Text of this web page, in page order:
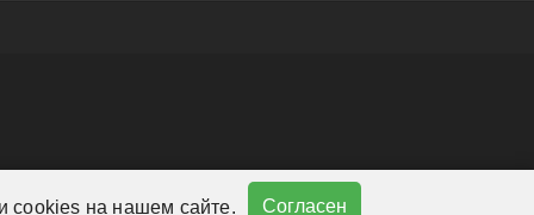
cookies на нашем сайте. Согласен